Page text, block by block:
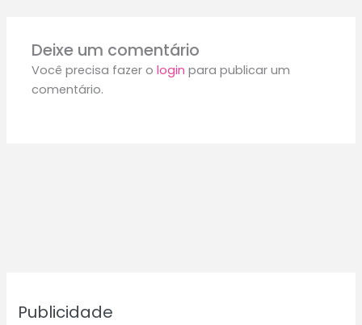
Publicidade
Deixe um comentário
Você precisa fazer ologin para publicar um
comentário.